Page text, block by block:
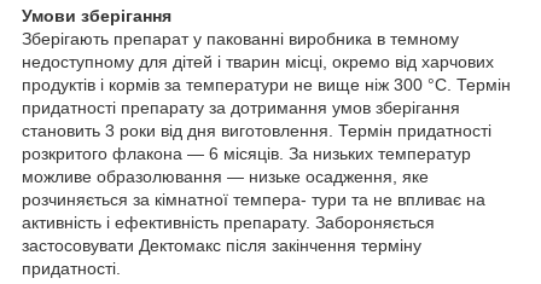
Умови зберігання
Зберігають препарат у пакованні виробника в темному
недоступному для дітей і тварин місці, окремо від харчових
продуктів і кормів за температури не вище ніж 300 °C. Термін
придатності препарату за дотримання умов зберігання
становить 3 роки від дня виготовлення. Термін придатності
розкритого флакона — 6 місяців. За низьких температур
можливе образолювання — низьке осадження, яке
розчиняється за кімнатної темпера- тури та не впливає на
активність і ефективність препарату. Забороняється
застосовувати Дектомакс після закінчення терміну
придатності.